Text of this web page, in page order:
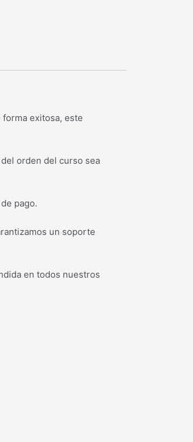
exitosa, este
orden del curso sea
pago.
un soporte
en todos nuestros